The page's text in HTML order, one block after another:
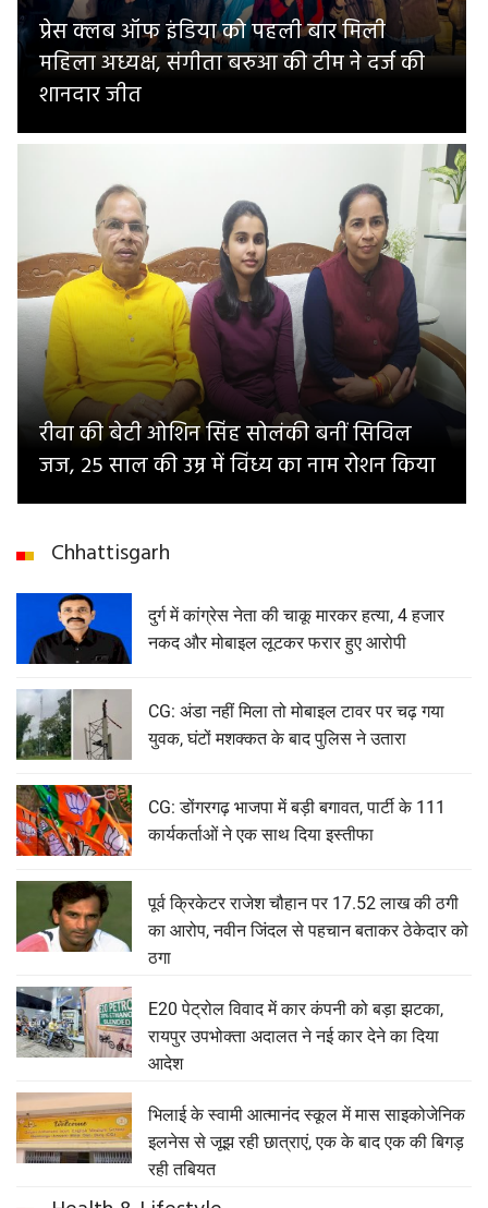
प्रेस क्लब ऑफ इंडिया को पहली बार मिली
महिला अध्यक्ष, संगीता बरुआ की टीम ने दर्ज की
शानदार जीत
रीवा की बेटी ओशिन सिंह सोलंकी बनीं सिविल
जज, 25 साल की उम्र में विंध्य का नाम रोशन किया
Chhattisgarh
दुर्ग में कांग्रेस नेता की चाकू मारकर हत्या, 4 हजार
नकद और मोबाइल लूटकर फरार हुए आरोपी
CG: अंडा नहीं मिला तो मोबाइल टावर पर चढ़ गया
युवक, घंटों मशक्कत के बाद पुलिस ने उतारा
CG: डोंगरगढ़ भाजपा में बड़ी बगावत, पार्टी के 111
कार्यकर्ताओं ने एक साथ दिया इस्तीफा
पूर्व क्रिकेटर राजेश चौहान पर 17.52 लाख की ठगी
का आरोप, नवीन जिंदल से पहचान बताकर ठेकेदार को
ठगा
E20 पेट्रोल विवाद में कार कंपनी को बड़ा झटका,
रायपुर उपभोक्ता अदालत ने नई कार देने का दिया
आदेश
भिलाई के स्वामी आत्मानंद स्कूल में मास साइकोजेनिक
इलनेस से जूझ रही छात्राएं, एक के बाद एक की बिगड़
रही तबियत